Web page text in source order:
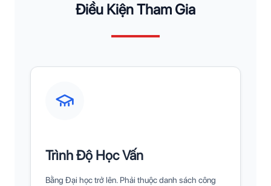
Điều Kiện Tham Gia
Trình Độ Học Vấn
Bằng Đại học trở lên. Phải thuộc danh sách công